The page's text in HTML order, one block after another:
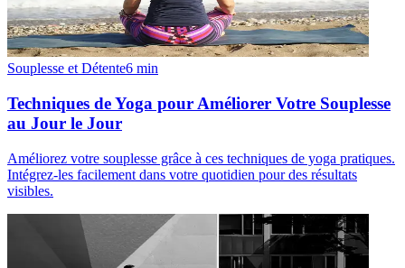
Souplesse et Détente6 min
Techniques de Yoga pour Améliorer Votre Souplesse
au Jour le Jour
Améliorez votre souplesse grâce à ces techniques de yoga pratiques.
Intégrez-les facilement dans votre quotidien pour des résultats
visibles.